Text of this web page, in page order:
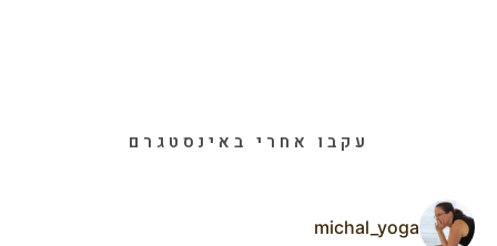
עקבו אחרי באינסטגרם
michal_yoga